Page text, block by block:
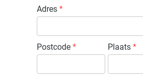
Adres *
Postcode * Plaats*